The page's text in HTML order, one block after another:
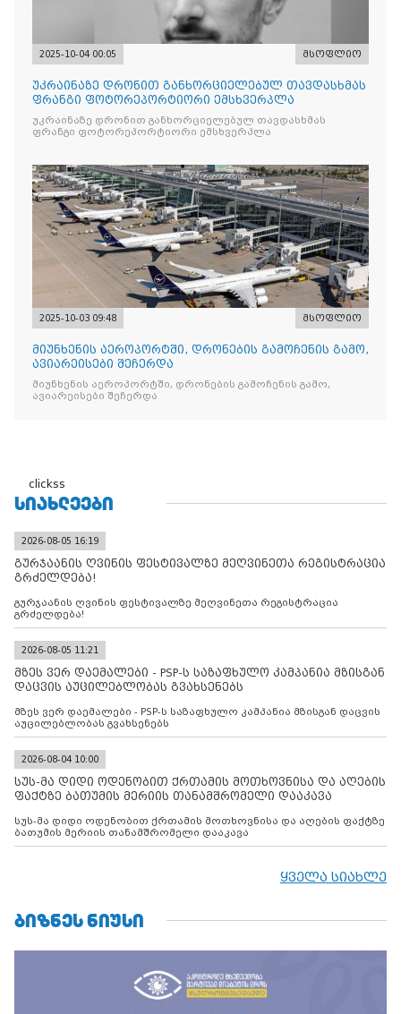
2025-10-04 00:05 მსოფლიო
უკრაინაზე დრონით განხორციელებულ თავდასხმას
ფრანგი ფოტორეპორტიორი ემსხვერპლა
უკრაინაზე დრონით განხორციელებულ თავდასხმას
ფრანგი ფოტორეპორტიორი ემსხვერპლა
2025-10-03 09:48 მსოფლიო
მიუნხენის აეროპორტში, დრონების გამოჩენის გამო,
ავიარეისები შეჩერდა
მიუნხენის აეროპორტში, დრონების გამოჩენის გამო,
ავიარეისები შეჩერდა
clickss
ᲡᲘᲐᲮᲚᲔᲔᲑᲘ
2026-08-05 16:19
გურჯაანის ღვინის ფესტივალზე მეღვინეთა რეგისტრაცია
გრძელდება!
გურჯაანის ღვინის ფესტივალზე მეღვინეთა რეგისტრაცია
გრძელდება!
2026-08-05 11:21
მზეს ვერ დაემალები - PSP-ს საზაფხულო კამპანია მზისგან
დაცვის აუცილებლობას გვახსენებს
მზეს ვერ დაემალები - PSP-ს საზაფხულო კამპანია მზისგან დაცვის
აუცილებლობას გვახსენებს
2026-08-04 10:00
სუს-მა დიდი ოდენობით ქრთამის მოთხოვნისა და აღების
ფაქტზე ბათუმის მერიის თანამშრომელი დააკავა
სუს-მა დიდი ოდენობით ქრთამის მოთხოვნისა და აღების ფაქტზე
ბათუმის მერიის თანამშრომელი დააკავა
ყველა სიახლე
ᲑᲘᲖᲜᲔᲡ ᲜᲘᲣᲡᲘ